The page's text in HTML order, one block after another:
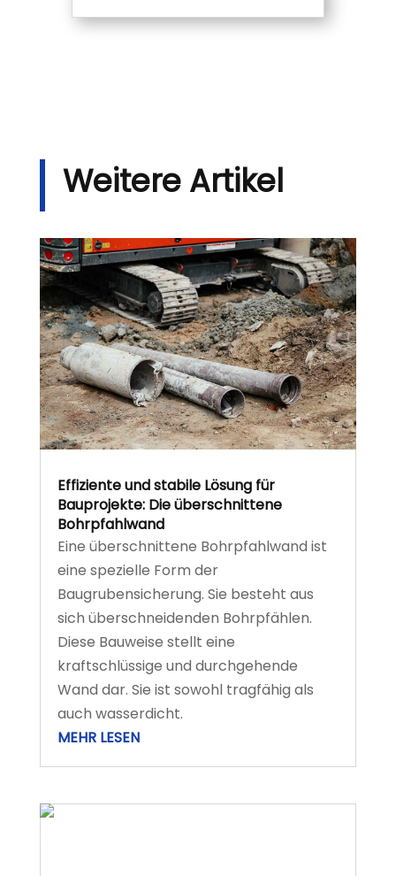
Weitere Artikel
Effiziente und stabile Lösung für
Bauprojekte: Die überschnittene
Bohrpfahlwand
Eine überschnittene Bohrpfahlwand ist
eine spezielle Form der
Baugrubensicherung. Sie besteht aus
sich überschneidenden Bohrpfählen.
Diese Bauweise stellt eine
kraftschlüssige und durchgehende
Wand dar. Sie ist sowohl tragfähig als
auch wasserdicht.
MEHR LESEN